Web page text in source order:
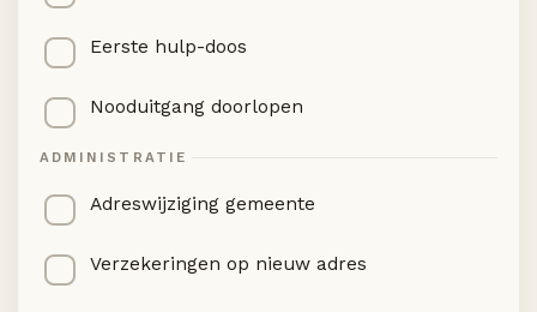
Eerste hulp-doos
Nooduitgang doorlopen
ADMINISTRATIE
Adreswijziging gemeente
Verzekeringen op nieuw adres